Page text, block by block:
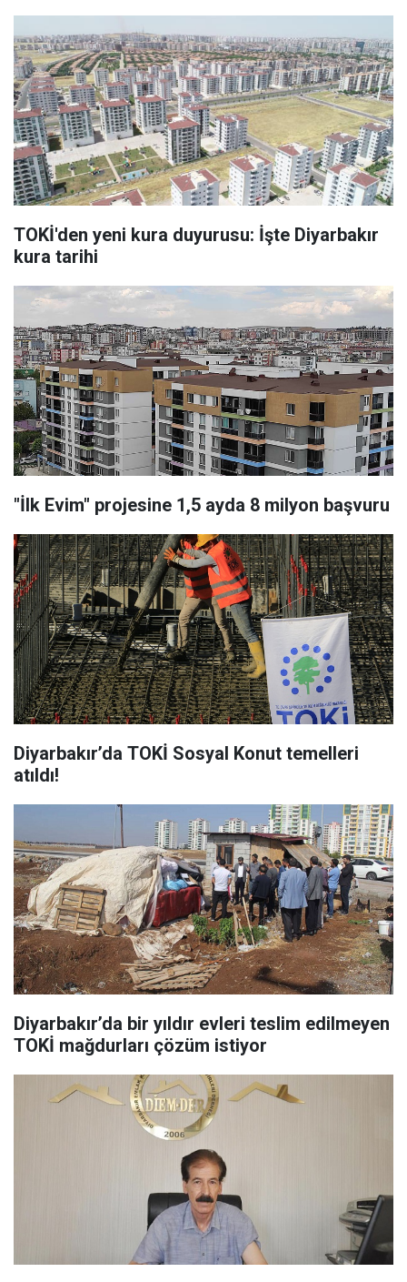
TOKİ'den yeni kura duyurusu: İşte Diyarbakır
kura tarihi
"İlk Evim" projesine 1,5 ayda 8 milyon başvuru
Diyarbakır’da TOKİ Sosyal Konut temelleri
atıldı!
Diyarbakır’da bir yıldır evleri teslim edilmeyen
TOKİ mağdurları çözüm istiyor